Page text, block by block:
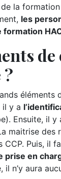
la
les
de
il y a
Ensuite, il y
maitrise des
Puis, il
prise en
n’y aura